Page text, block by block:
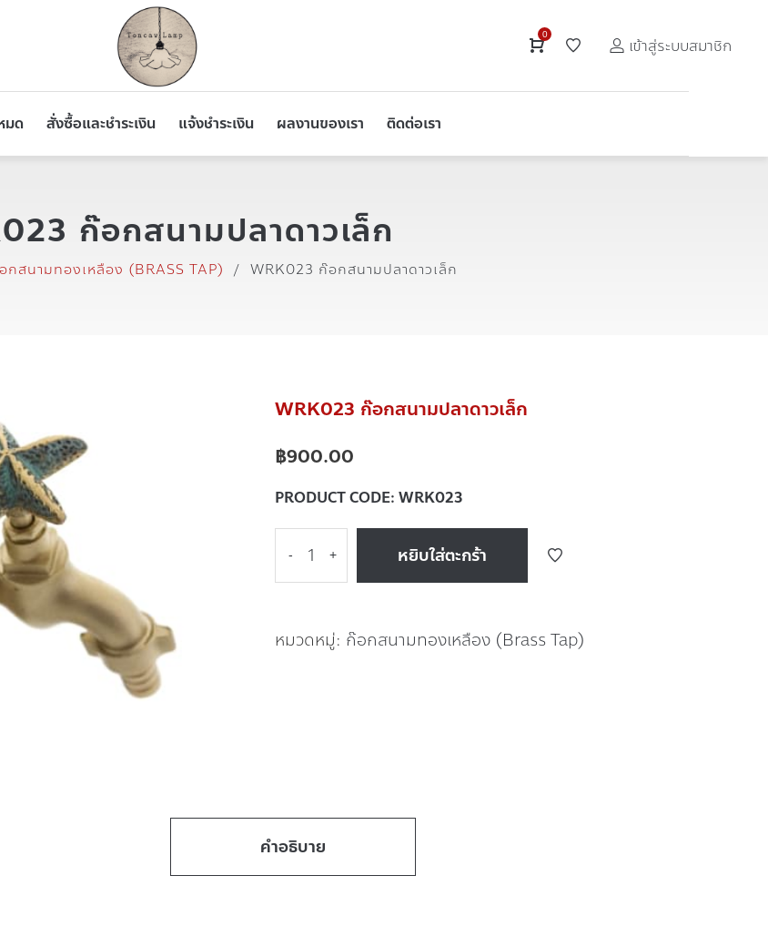
0
เข้าสู่ระบบสมาชิก
มด สั่งซื้อและชำระเงิน แจ้งชำระเงิน ผลงานของเรา ติดต่อเรา
ก๊อกสนามปลาดาวเล็ก
กสนามทองเหลือง (BRASS TAP) / WRK023 ก๊อกสนามปลาดาวเล็ก
WRK023 ก๊อกสนามปลาดาวเล็ก
฿900.00
PRODUCT CODE: WRK023
- + หยิบใส่ตะกร้า
หมวดหมู่: ก๊อกสนามทองเหลือง (Brass Tap)
คำอธิบาย